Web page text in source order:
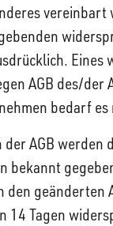
vereinbart
Eines
AGB des/der
bedarf es
AGB werden
bekannt
geänderten
14 Tagen